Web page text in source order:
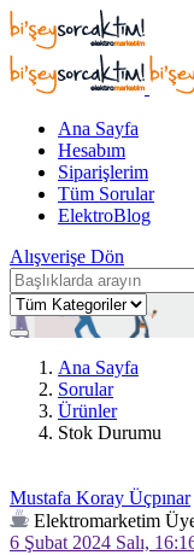
Ana Sayfa
Hesabım
Siparişlerim
Tüm Sorular
ElektroBlog
Alışverişe Dön
Ana Sayfa
Sorular
Ürünler
Stok Durumu
Mustafa Koray Üçpınar
Elektromarketim
6 Şubat 2024 Salı,